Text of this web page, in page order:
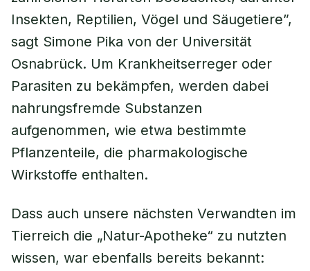
Insekten, Reptilien, Vögel und Säugetiere”,
sagt Simone Pika von der Universität
Osnabrück. Um Krankheitserreger oder
Parasiten zu bekämpfen, werden dabei
nahrungsfremde Substanzen
aufgenommen, wie etwa bestimmte
Pflanzenteile, die pharmakologische
Wirkstoffe enthalten.
Dass auch unsere nächsten Verwandten im
Tierreich die „Natur-Apotheke“ zu nutzten
wissen, war ebenfalls bereits bekannt: